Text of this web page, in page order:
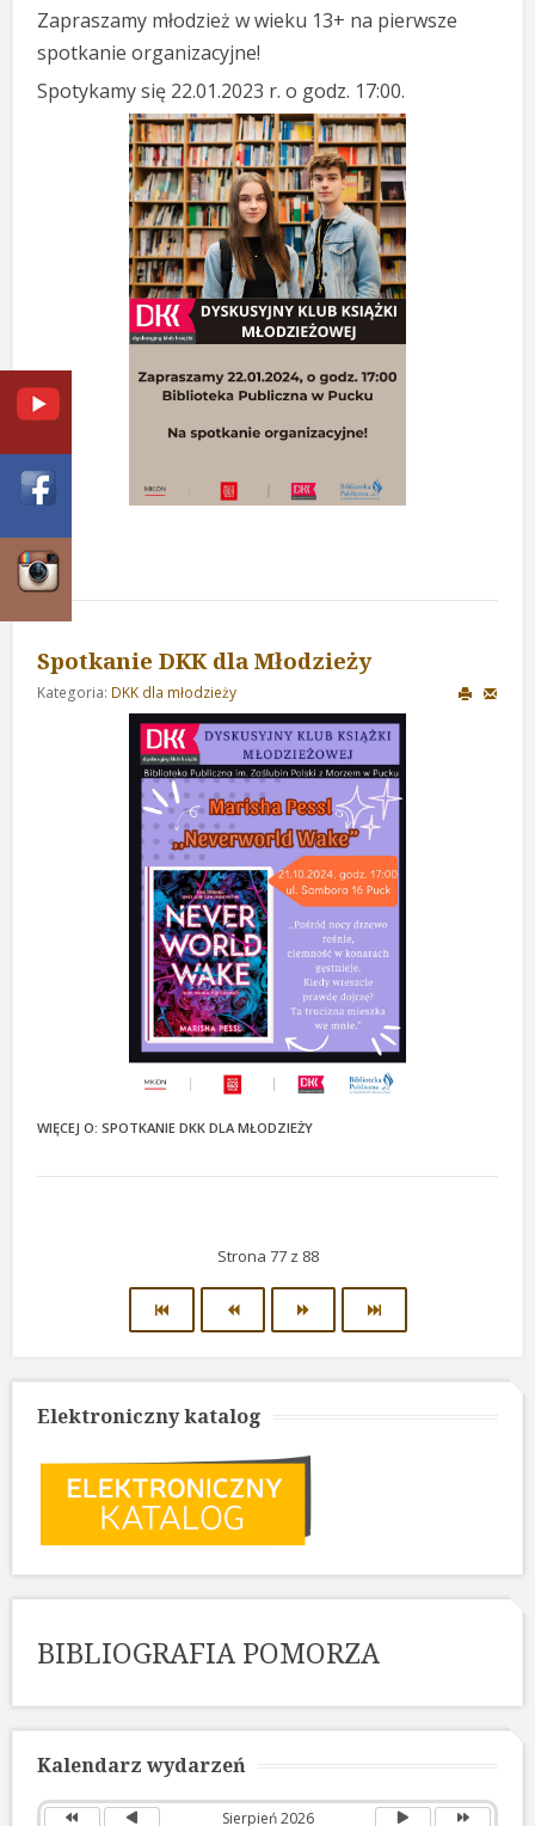
Zapraszamy młodzież w wieku 13+ na pierwsze
spotkanie organizacyjne!
Spotykamy się 22.01.2023 r. o godz. 17:00.
Spotkanie DKK dla Młodzieży
Kategoria: DKK dla młodzieży
WIĘCEJ O: SPOTKANIE DKK DLA MŁODZIEŻY
Strona 77 z 88
Elektroniczny katalog
BIBLIOGRAFIA POMORZA
Kalendarz wydarzeń
Sierpień 2026